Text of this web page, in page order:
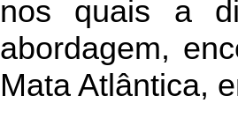
nos quais a
abordagem,
Mata Atlântica,